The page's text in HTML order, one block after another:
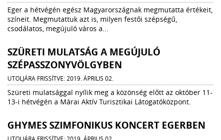
Eger a hétvégén egész Magyarországnak megmutatta értékeit,
színeit. Megmutattuk azt is, milyen festői szépségű,
csodálatos, megújuló város a...
SZÜRETI MULATSÁG A MEGÚJULÓ
SZÉPASSZONYVÖLGYBEN
UTOLJÁRA FRISSÍTVE: 2019. ÁPRILIS 02.
Szüreti mulatsággal nyílik meg a közönség előtt az október 11-
13-i hétvégén a Márai Aktív Turisztikai Látogatóközpont.
GHYMES SZIMFONIKUS KONCERT EGERBEN
UTOLJÁRA FRISSÍTVE: 2019. ÁPRILIS 02.